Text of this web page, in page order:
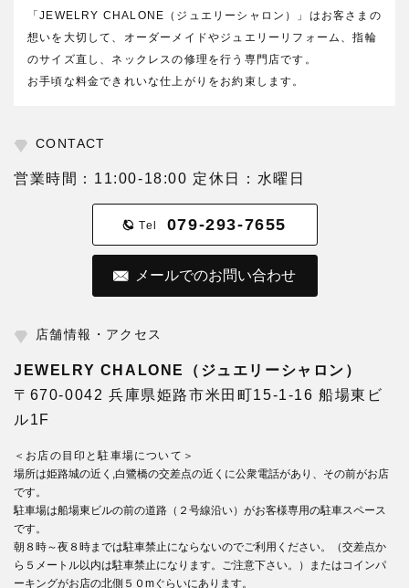
「JEWELRY CHALONE（ジュエリーシャロン）」はお客さまの
想いを大切して、オーダーメイドやジュエリーリフォーム、指輪
のサイズ直し、ネックレスの修理を行う専門店です。
お手頃な料金できれいな仕上がりをお約束します。
CONTACT
営業時間：11:00-18:00 定休日：水曜日
Tel 079-293-7655
メールでのお問い合わせ
店舗情報・アクセス
JEWELRY CHALONE（ジュエリーシャロン）
〒670-0042 兵庫県姫路市米田町15-1-16 船場東ビ
ル1F
＜お店の目印と駐車場について＞
場所は姫路城の近く,白鷺橋の交差点の近くに公衆電話があり、その前がお店
です。
駐車場は船場東ビルの前の道路（２号線沿い）がお客様専用の駐車スペース
です。
朝８時～夜８時までは駐車禁止にならないのでご利用ください。（交差点か
ら５メートル以内は駐車禁止になります。ご注意下さい。）またはコインパ
ーキングがお店の北側５０mぐらいにあります。